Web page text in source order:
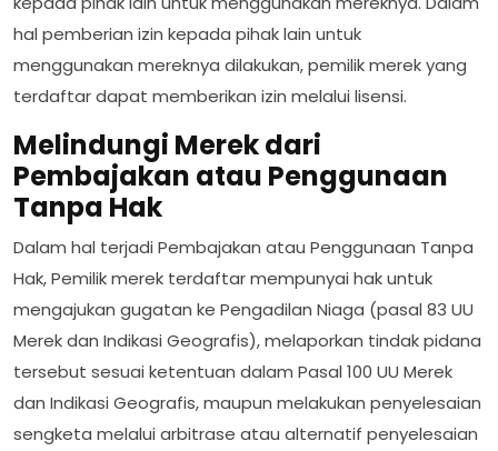
hal pemberian izin kepada pihak lain untuk
menggunakan mereknya dilakukan, pemilik merek yang
terdaftar dapat memberikan izin melalui lisensi.
Melindungi Merek dari
Pembajakan atau Penggunaan
Tanpa Hak
Dalam hal terjadi Pembajakan atau Penggunaan Tanpa
Hak, Pemilik merek terdaftar mempunyai hak untuk
mengajukan gugatan ke Pengadilan Niaga (pasal 83 UU
Merek dan Indikasi Geografis), melaporkan tindak pidana
tersebut sesuai ketentuan dalam Pasal 100 UU Merek
dan Indikasi Geografis, maupun melakukan penyelesaian
sengketa melalui arbitrase atau alternatif penyelesaian